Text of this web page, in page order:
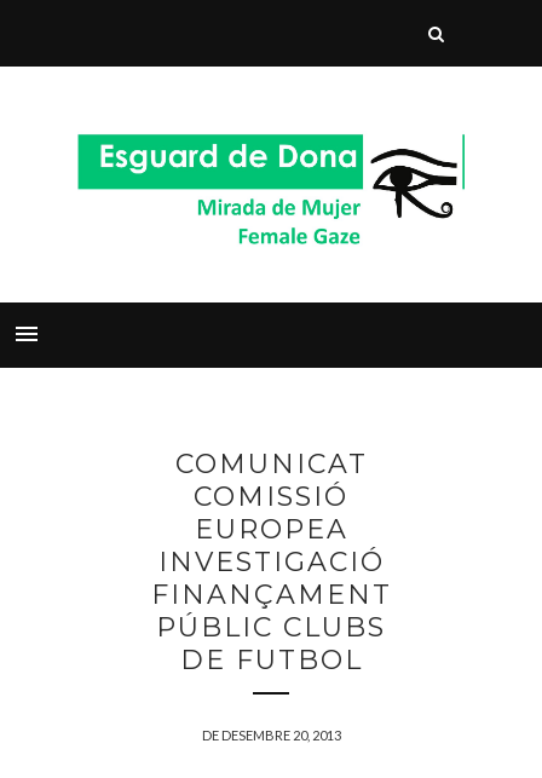
COMUNICAT
COMISSIÓ
EUROPEA
INVESTIGACIÓ
FINANÇAMENT
PÚBLIC CLUBS
DE FUTBOL
DE DESEMBRE 20, 2013